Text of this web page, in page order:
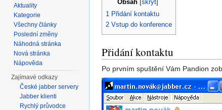
Obsah skrýt
1 Přidání kontaktu
2 Vstup do konference
Přidání kontaktu
Po prvním spuštění Vám Pandion
Aktuality
Kategorie
Všechny články
Poslední změny
Náhodná stránka
Nová stránka
Nápověda
Zajímavé odkazy
České jabber servery
Jabber klienti
Rychlý průvodce